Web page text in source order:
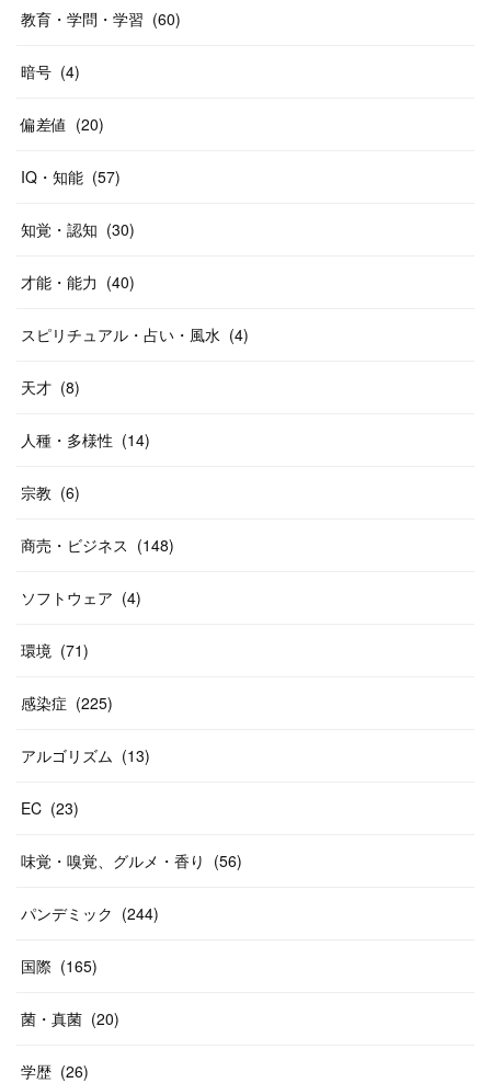
教育・学問・学習 (60)
暗号 (4)
偏差値 (20)
IQ・知能 (57)
知覚・認知 (30)
才能・能力 (40)
スピリチュアル・占い・風水 (4)
天才 (8)
人種・多様性 (14)
宗教 (6)
商売・ビジネス (148)
ソフトウェア (4)
環境 (71)
感染症 (225)
アルゴリズム (13)
EC (23)
味覚・嗅覚、グルメ・香り (56)
パンデミック (244)
国際 (165)
菌・真菌 (20)
学歴 (26)